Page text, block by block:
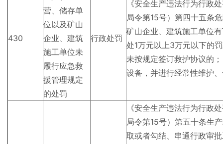
430
营、储存单
位以及矿山
企业、建筑
施工单位未
履行应急救
援管理规定
的处罚
行政处罚
《安全生产违法行为行政
局令第15号）第四十五条
矿山企业、建筑施工单位
处1万元以上3万元以下的
未按规定签订救护协议的
设备，并进行经常性维护
《安全生产违法行为行政
局令第15号）第五十条生
取或者勾结、串通行政审